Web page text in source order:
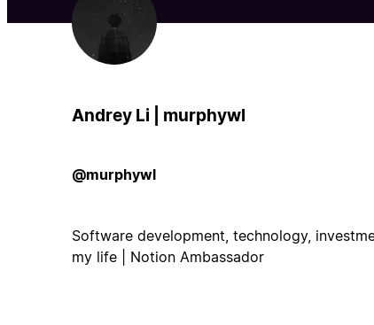
Andrey Li | murphywl
@murphywl
Software development, technology,
my life | Notion Ambassador